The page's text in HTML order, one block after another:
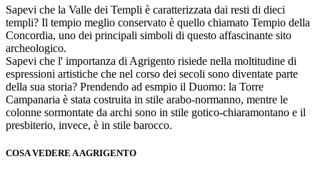
Sapevi che la Valle dei Templi è caratterizzata dai resti di dieci
templi? Il tempio meglio conservato è quello chiamato Tempio della
Concordia, uno dei principali simboli di questo affascinante sito
archeologico.
Sapevi che l' importanza di Agrigento risiede nella moltitudine di
espressioni artistiche che nel corso dei secoli sono diventate parte
della sua storia? Prendendo ad esmpio il Duomo: la Torre
Campanaria è stata costruita in stile arabo-normanno, mentre le
colonne sormontate da archi sono in stile gotico-chiaramontano e il
presbiterio, invece, è in stile barocco.
COSA VEDERE A AGRIGENTO